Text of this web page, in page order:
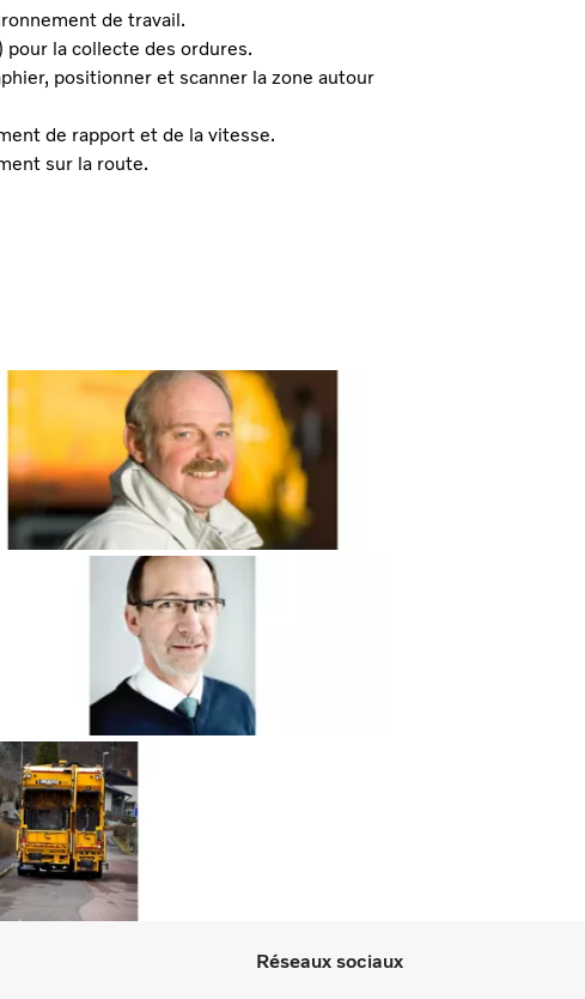
de travail.
la collecte des ordures.
positionner et scanner la zone autour
de rapport et de la vitesse.
sur la route.
Réseaux sociaux